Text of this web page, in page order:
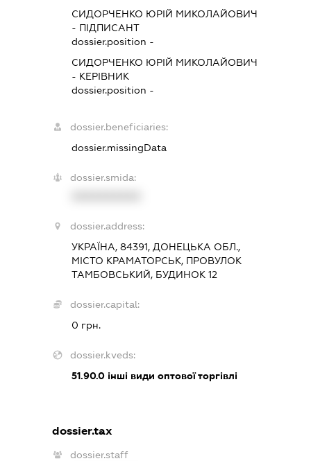
СИДОРЧЕНКО ЮРІЙ МИКОЛАЙОВИЧ
- ПІДПИСАНТ
dossier.position -
СИДОРЧЕНКО ЮРІЙ МИКОЛАЙОВИЧ
- КЕРІВНИК
dossier.position -
dossier.beneficiaries:
dossier.missingData
dossier.smida:
dossier.address:
УКРАЇНА, 84391, ДОНЕЦЬКА ОБЛ.,
МІСТО КРАМАТОРСЬК, ПРОВУЛОК
ТАМБОВСЬКИЙ, БУДИНОК 12
dossier.capital:
0 грн.
dossier.kveds:
51.90.0 інші види оптової торгівлі
dossier.tax
dossier.staff